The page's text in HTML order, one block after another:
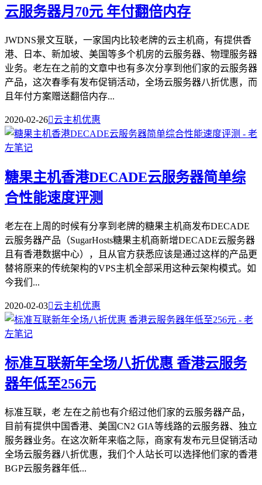
云服务器月70元 年付翻倍内存
JWDNS景文互联，一家国内比较老牌的云主机商，有提供香
港、日本、新加坡、美国等多个机房的云服务器、物理服务器
业务。老左在之前的文章中也有多次分享到他们家的云服务器
产品，这次春季有发布促销活动，全场云服务器八折优惠，而
且年付方案赠送翻倍内存...
2020-02-26云主机优惠
糖果主机香港DECADE云服务器简单综
合性能速度评测
老左在上周的时候有分享到老牌的糖果主机商发布DECADE
云服务器产品（SugarHosts糖果主机商新增DECADE云服务器
且有香港数据中心），且从官方获悉应该是通过这样的产品更
替将原来的传统架构的VPS主机全部采用这种云架构模式。如
今我们...
2020-02-03云主机优惠
标准互联新年全场八折优惠 香港云服务
器年低至256元
标准互联，老 左在之前也有介绍过他们家的云服务器产品，
目前有提供中国香港、美国CN2 GIA等线路的云服务器、独立
服务器业务。在这次新年来临之际，商家有发布元旦促销活动
全场云服务器八折优惠，我们个人站长可以选择他们家的香港
BGP云服务器年低...